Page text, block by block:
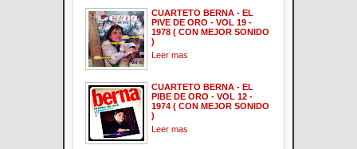
CUARTETO BERNA - EL
PIVE DE ORO - VOL 19 -
1978 ( CON MEJOR SONIDO
)
Leer mas
CUARTETO BERNA - EL
PIBE DE ORO - VOL 12 -
1974 ( CON MEJOR SONIDO
)
Leer mas